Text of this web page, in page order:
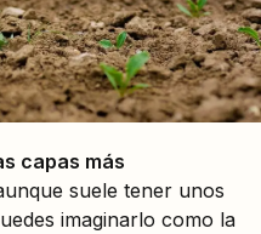
capas más
suele tener unos
imaginarlo como la